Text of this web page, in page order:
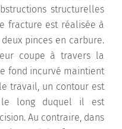
structurelles
fracture est réalisée à
pinces en carbure.
coupe à travers la
fond incurvé maintient
travail, un contour est
le long duquel il est
Au contraire, dans